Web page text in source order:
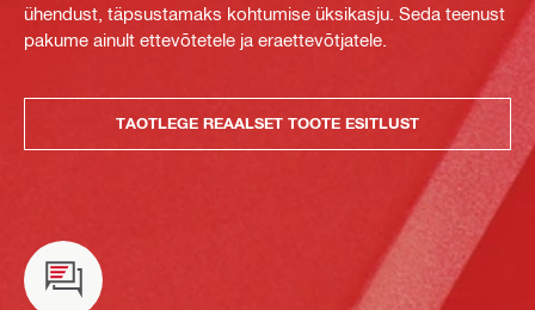
ühendust, täpsustamaks kohtumise üksikasju. Seda teenust
pakume ainult ettevõtetele ja eraettevõtjatele.
TAOTLEGE REAALSET TOOTE ESITLUST